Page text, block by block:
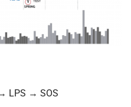
LPS → SOS